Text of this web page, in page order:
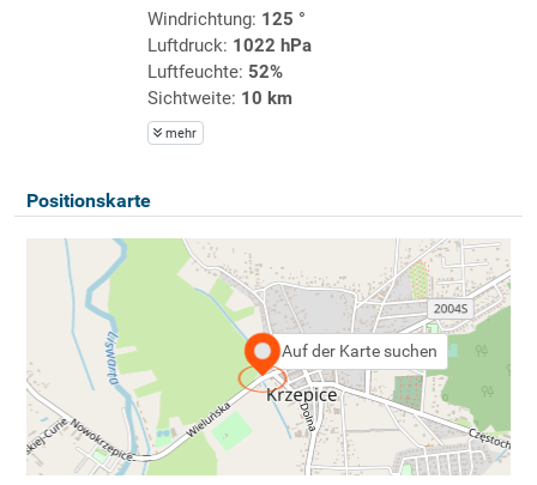
Windrichtung: 125 °
Luftdruck: 1022 hPa
Luftfeuchte: 52%
Sichtweite: 10 km
mehr
Positionskarte
Auf der Karte suchen